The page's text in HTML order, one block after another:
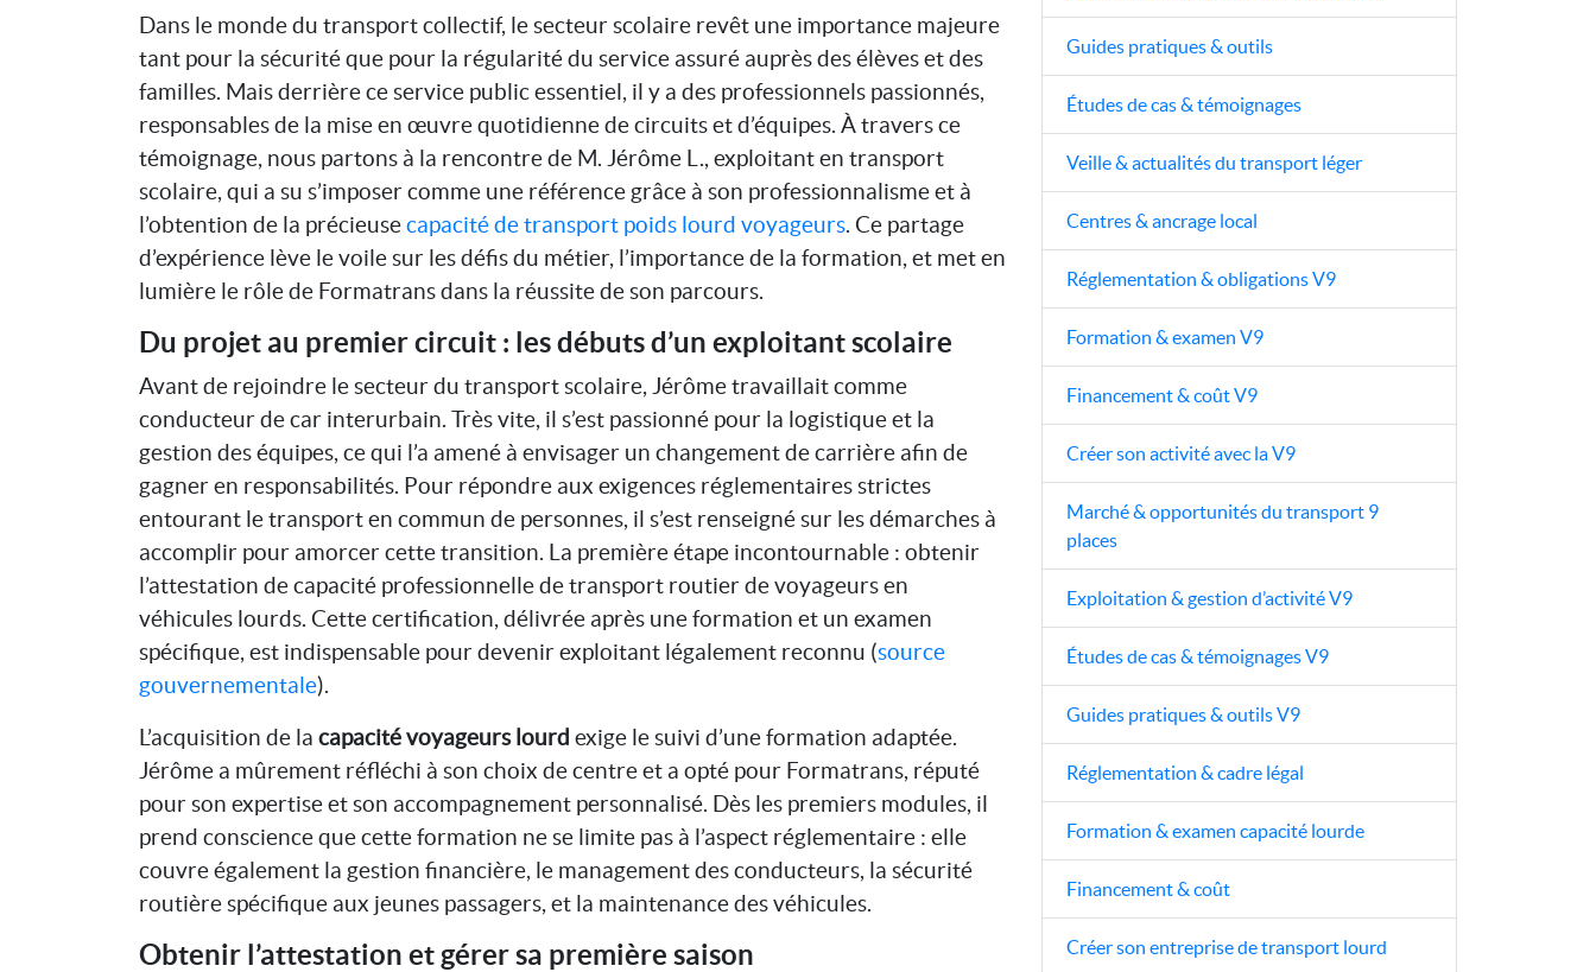
Dans le monde du transport collectif, le secteur scolaire revêt une importance majeure
tant pour la sécurité que pour la régularité du service assuré auprès des élèves et des
familles. Mais derrière ce service public essentiel, il y a des professionnels passionnés,
responsables de la mise en œuvre quotidienne de circuits et d’équipes. À travers ce
témoignage, nous partons à la rencontre de M. Jérôme L., exploitant en transport
scolaire, qui a su s’imposer comme une référence grâce à son professionnalisme et à
l’obtention de la précieusecapacité de transport poids lourd voyageurs. Ce partage
d’expérience lève le voile sur les défis du métier, l’importance de la formation, et met en
lumière le rôle de Formatrans dans la réussite de son parcours.
Du projet au premier circuit : les débuts d’un exploitant scolaire
Avant de rejoindre le secteur du transport scolaire, Jérôme travaillait comme
conducteur de car interurbain. Très vite, il s’est passionné pour la logistique et la
gestion des équipes, ce qui l’a amené à envisager un changement de carrière afin de
gagner en responsabilités. Pour répondre aux exigences réglementaires strictes
entourant le transport en commun de personnes, il s’est renseigné sur les démarches à
accomplir pour amorcer cette transition. La première étape incontournable : obtenir
l’attestation de capacité professionnelle de transport routier de voyageurs en
véhicules lourds. Cette certification, délivrée après une formation et un examen
spécifique, est indispensable pour devenir exploitant légalement reconnu (source
gouvernementale).
L’acquisition de la capacité voyageurs lourd exige le suivi d’une formation adaptée.
Jérôme a mûrement réfléchi à son choix de centre et a opté pour Formatrans, réputé
pour son expertise et son accompagnement personnalisé. Dès les premiers modules, il
prend conscience que cette formation ne se limite pas à l’aspect réglementaire : elle
couvre également la gestion financière, le management des conducteurs, la sécurité
routière spécifique aux jeunes passagers, et la maintenance des véhicules.
Obtenir l’attestation et gérer sa première saison
Guides pratiques & outils
Études de cas & témoignages
Veille & actualités du transport léger
Centres & ancrage local
Réglementation & obligations V9
Formation & examen V9
Financement & coût V9
Créer son activité avec la V9
Marché & opportunités du transport 9
places
Exploitation & gestion d’activité V9
Études de cas & témoignages V9
Guides pratiques & outils V9
Réglementation & cadre légal
Formation & examen capacité lourde
Financement & coût
Créer son entreprise de transport lourd